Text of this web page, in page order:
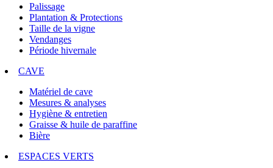
Palissage
Plantation & Protections
Taille de la vigne
Vendanges
Période hivernale
CAVE
Matériel de cave
Mesures & analyses
Hygiène & entretien
Graisse & huile de paraffine
Bière
ESPACES VERTS